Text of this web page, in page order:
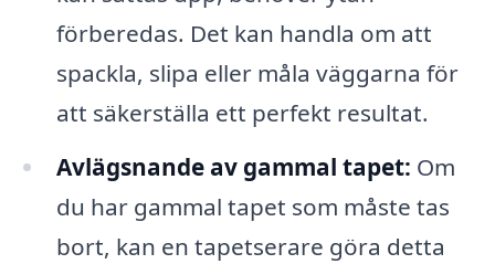
förberedas. Det kan handla om att
spackla, slipa eller måla väggarna för
att säkerställa ett perfekt resultat.
Avlägsnande av gammal tapet: Om
du har gammal tapet som måste tas
bort, kan en tapetserare göra detta